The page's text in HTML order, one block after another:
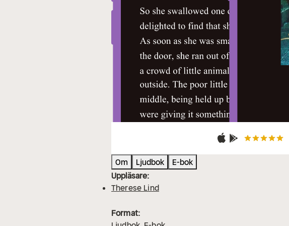
Om Ljudbok
E-bok
Uppläsare:
Therese Lind
Format: